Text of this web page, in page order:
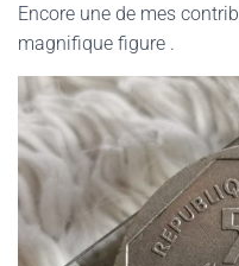
Encore une de mes
magnifique figure .